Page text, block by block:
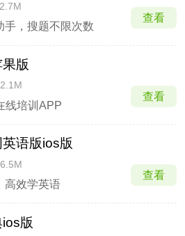
手，搜题不限次数
查看
版
线培训APP
查看
语版ios版
高效学英语
查看
版